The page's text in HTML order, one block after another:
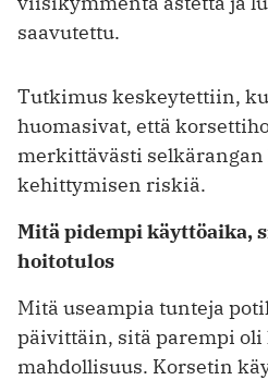
saavutettu.
Tutkimus keskeytettiin,
huomasivat, että
merkittävästi
kehittymisen riskiä.
Mitä pidempi käyttöaika,
hoitotulos
Mitä useampia tunteja
päivittäin, sitä parempi
mahdollisuus. Korsetin